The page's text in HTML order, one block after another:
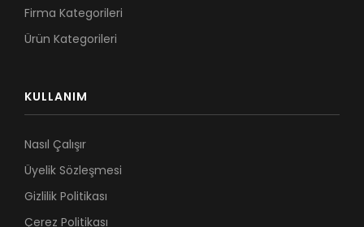
Firma Kategorileri
Ürün Kategorileri
KULLANIM
Nasıl Çalışır
Üyelik Sözleşmesi
Gizlilik Politikası
Çerez Politikası